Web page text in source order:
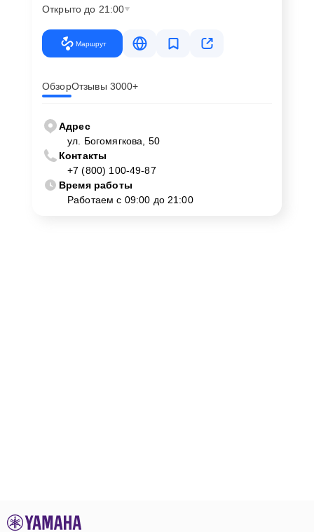
Открыто до 21:00
Маршрут
ОбзорОтзывы 3000+
Адрес
ул. Богомягкова, 50
Контакты
+7 (800) 100-49-87
Время работы
Работаем с 09:00 до 21:00